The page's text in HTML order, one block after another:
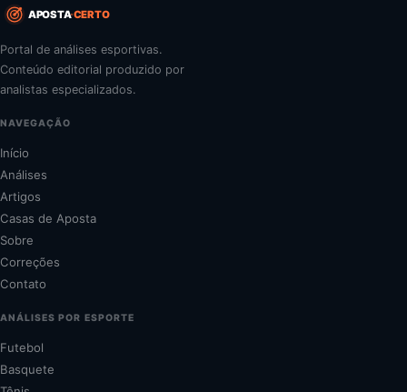
APOSTACERTO
Portal de análises esportivas.
Conteúdo editorial produzido por
analistas especializados.
NAVEGAÇÃO
Início
Análises
Artigos
Casas de Aposta
Sobre
Correções
Contato
ANÁLISES POR ESPORTE
Futebol
Basquete